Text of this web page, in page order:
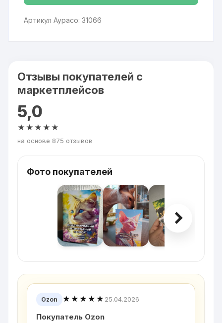
Артикул Аурасо: 31066
Отзывы покупателей с
маркетплейсов
5,0
★★★★★
на основе 875 отзывов
Фото покупателей
Ozon ★★★★★ 25.04.2026
Покупатель Ozon